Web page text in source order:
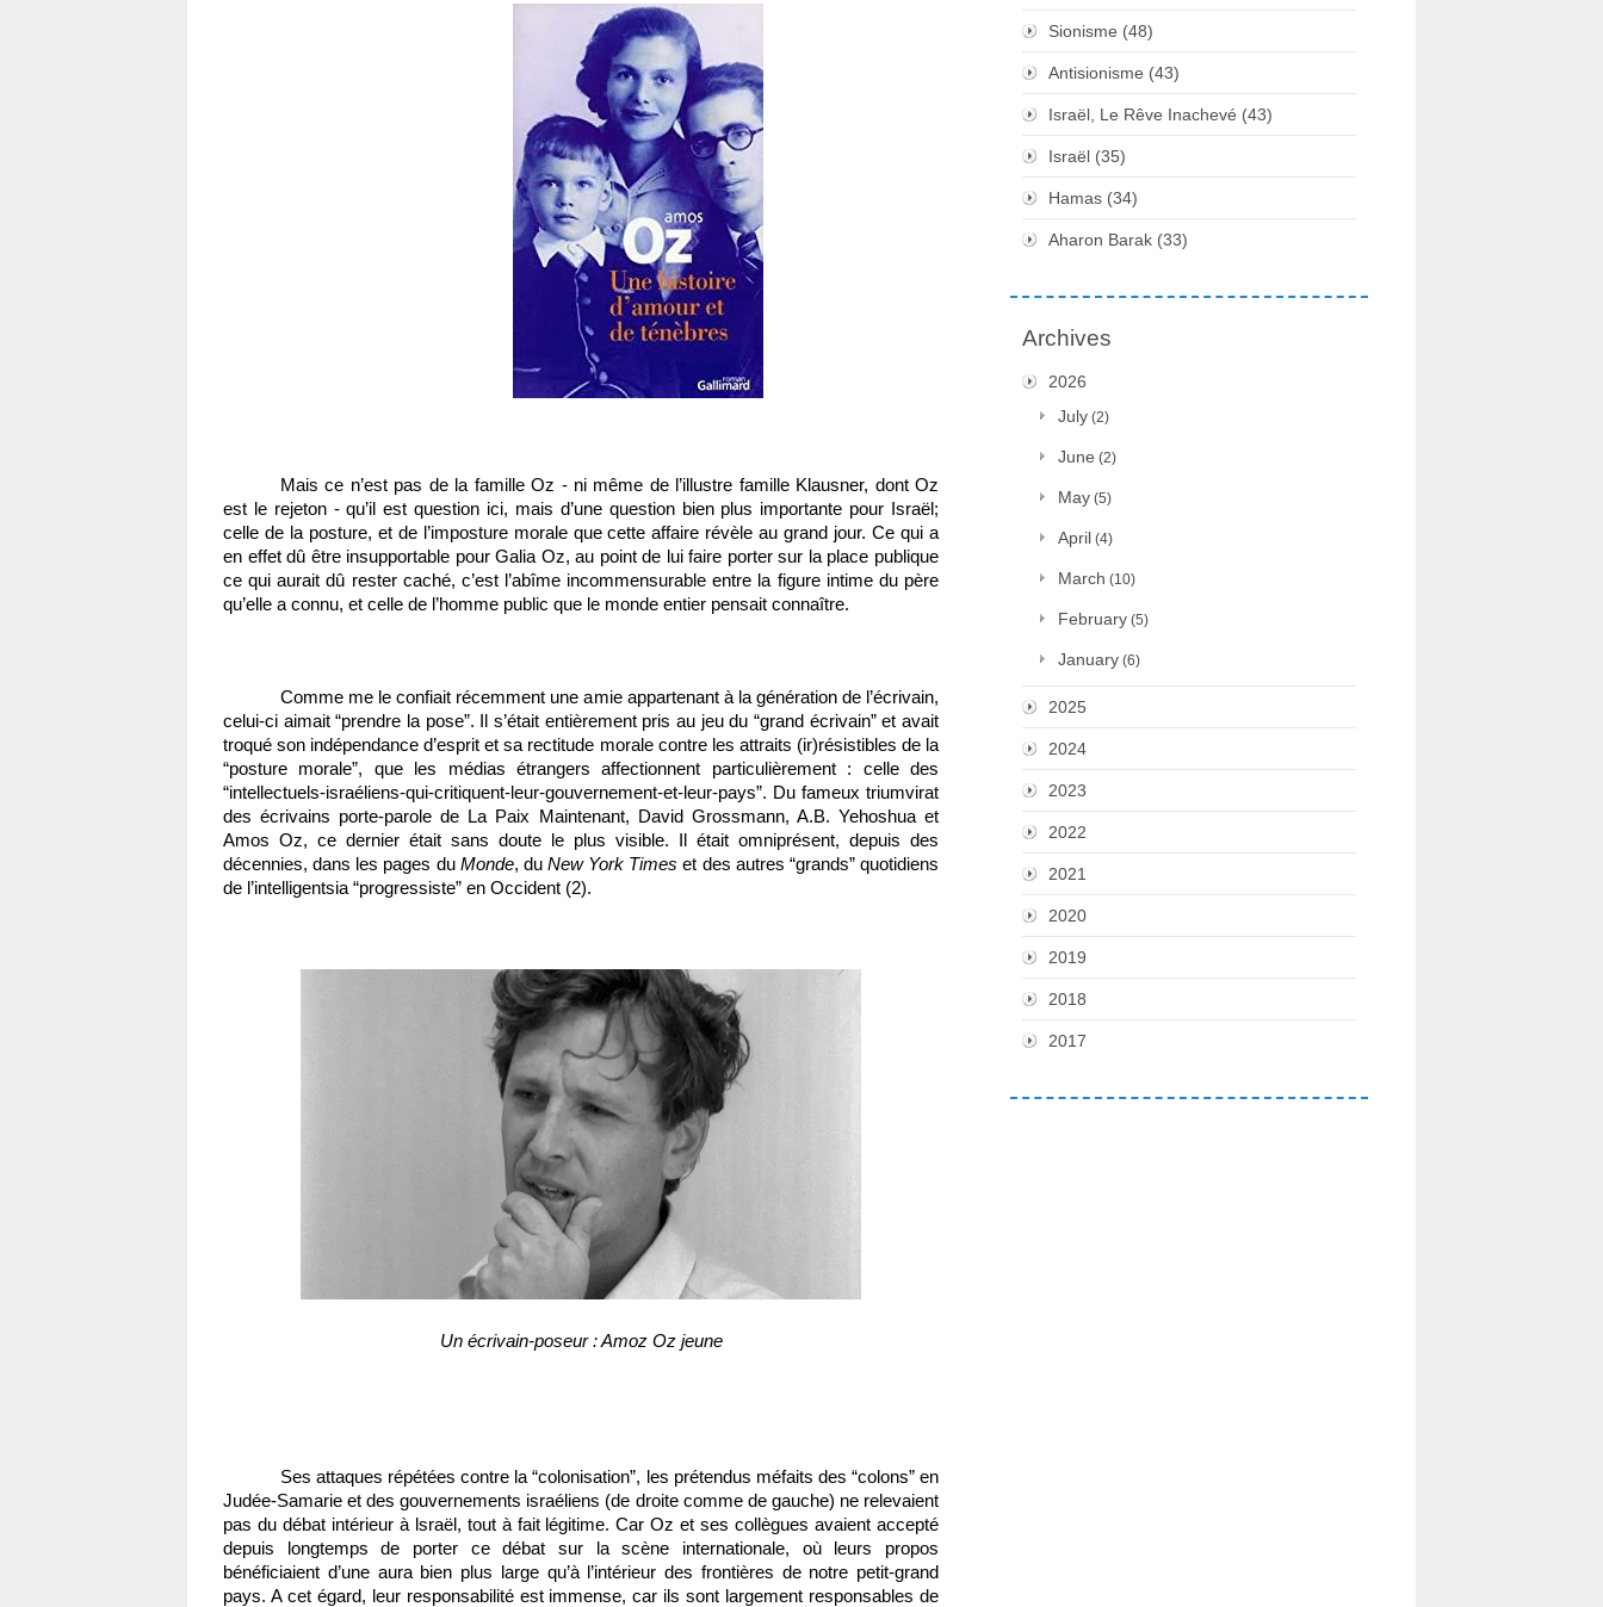
Mais ce n’est pas de la famille Oz - ni même de l’illustre famille Klausner, dont Oz
est le rejeton - qu’il est question ici, mais d’une question bien plus importante pour Israël;
celle de la posture, et de l’imposture morale que cette affaire révèle au grand jour. Ce qui a
en effet dû être insupportable pour Galia Oz, au point de lui faire porter sur la place publique
ce qui aurait dû rester caché, c’est l’abîme incommensurable entre la figure intime du père
qu’elle a connu, et celle de l’homme public que le monde entier pensait connaître.
Comme me le confiait récemment une amie appartenant à la génération de l’écrivain,
celui-ci aimait “prendre la pose”. Il s’était entièrement pris au jeu du “grand écrivain” et avait
troqué son indépendance d’esprit et sa rectitude morale contre les attraits (ir)résistibles de la
“posture morale”, que les médias étrangers affectionnent particulièrement : celle des
“intellectuels-israéliens-qui-critiquent-leur-gouvernement-et-leur-pays”. Du fameux triumvirat
des écrivains porte-parole de La Paix Maintenant, David Grossmann, A.B. Yehoshua et
Amos Oz, ce dernier était sans doute le plus visible. Il était omniprésent, depuis des
décennies, dans les pages du Monde, du New York Times et des autres “grands” quotidiens
de l’intelligentsia “progressiste” en Occident (2).
Un écrivain-poseur : Amoz Oz jeune
Ses attaques répétées contre la “colonisation”, les prétendus méfaits des “colons” en
Judée-Samarie et des gouvernements israéliens (de droite comme de gauche) ne relevaient
pas du débat intérieur à lsraël, tout à fait légitime. Car Oz et ses collègues avaient accepté
depuis longtemps de porter ce débat sur la scène internationale, où leurs propos
bénéficiaient d’une aura bien plus large qu’à l’intérieur des frontières de notre petit-grand
pays. A cet égard, leur responsabilité est immense, car ils sont largement responsables de
Sionisme (48)
Antisionisme (43)
Israël, Le Rêve Inachevé (43)
Israël (35)
Hamas (34)
Aharon Barak (33)
Archives
2026
July (2)
June (2)
May (5)
April (4)
March (10)
February (5)
January (6)
2025
2024
2023
2022
2021
2020
2019
2018
2017